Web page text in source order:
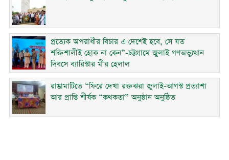
প্রত্যেক অপরাধীর বিচার এ দেশেই হবে, সে যত
শক্তিশালীই হোক না কেন”-চট্টগ্রামে জুলাই গণঅভ্যুত্থান
দিবসে ব্যারিস্টার মীর হেলাল
রাঙামাটিতে “ফিরে দেখা রক্তঝরা জুলাই-আগস্ট প্রত্যাশা
আর প্রাপ্তি শীর্ষক “কথকতা” অনুষ্ঠান অনুষ্ঠিত